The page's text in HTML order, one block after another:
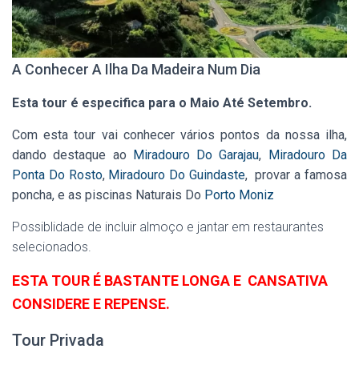
A Conhecer A Ilha Da Madeira Num Dia
Esta tour é especifica para o Maio Até Setembro.
Com esta tour vai conhecer vários pontos da nossa ilha,
dando destaque ao Miradouro Do Garajau, Miradouro Da
Ponta Do Rosto, Miradouro Do Guindaste, provar a famosa
poncha, e as piscinas Naturais Do Porto Moniz
Possiblidade de incluir almoço e jantar em restaurantes
selecionados.
ESTA TOUR É BASTANTE LONGA E CANSATIVA
CONSIDERE E REPENSE.
Tour Privada